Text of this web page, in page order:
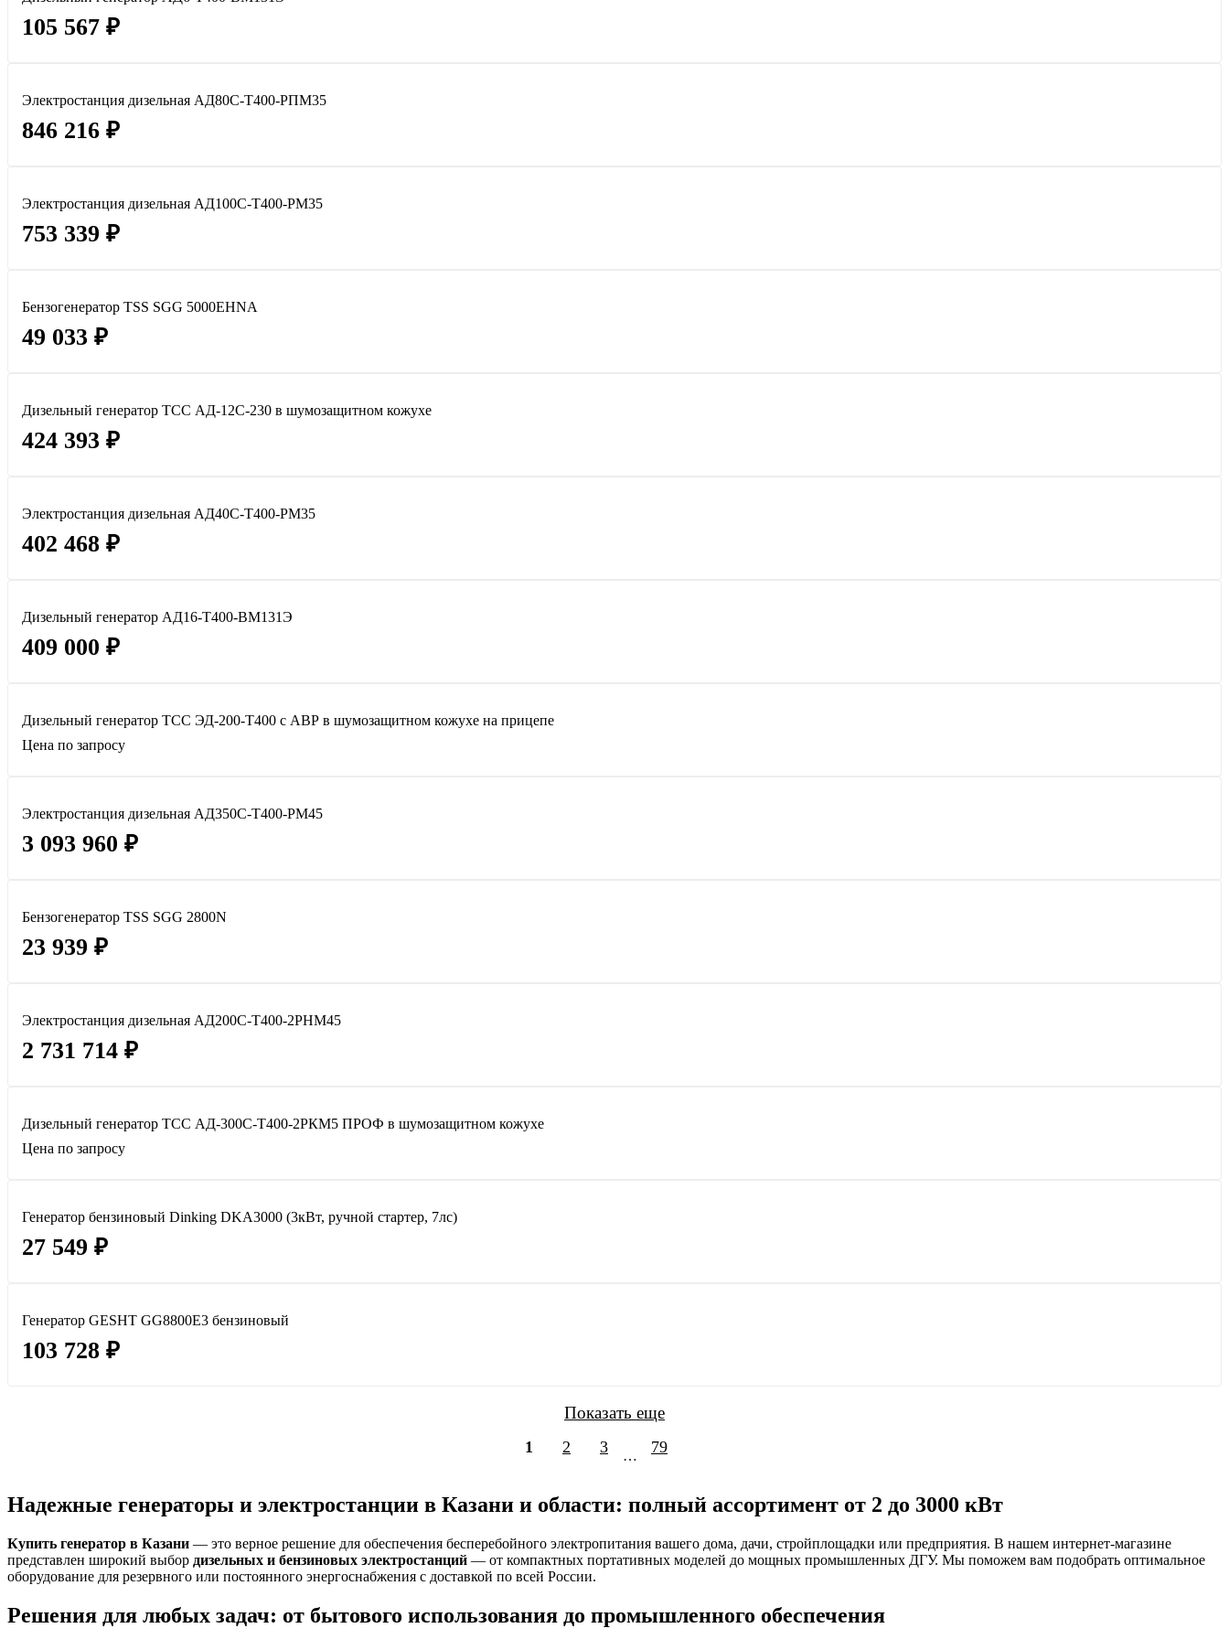
105 567 ₽
Электростанция дизельная АД80С-Т400-РПМ35
846 216 ₽
Электростанция дизельная АД100С-Т400-РМ35
753 339 ₽
Бензогенератор TSS SGG 5000EHNA
49 033 ₽
Дизельный генератор ТСС АД-12С-230 в шумозащитном кожухе
424 393 ₽
Электростанция дизельная АД40С-Т400-РМ35
402 468 ₽
Дизельный генератор АД16-Т400-ВМ131Э
409 000 ₽
Дизельный генератор ТСС ЭД-200-Т400 с АВР в шумозащитном кожухе на прицепе
Цена по запросу
Электростанция дизельная АД350С-Т400-РМ45
3 093 960 ₽
Бензогенератор TSS SGG 2800N
23 939 ₽
Электростанция дизельная АД200С-Т400-2РНМ45
2 731 714 ₽
Дизельный генератор ТСС АД-300С-Т400-2РКМ5 ПРОФ в шумозащитном кожухе
Цена по запросу
Генератор бензиновый Dinking DKA3000 (3кВт, ручной стартер, 7лс)
27 549 ₽
Генератор GESHT GG8800E3 бензиновый
103 728 ₽
Показать еще
1 2 3 … 79
Надежные генераторы и электростанции в Казани и области: полный ассортимент от 2 до 3000 кВт
Купить генератор в Казани — это верное решение для обеспечения бесперебойного электропитания вашего дома, дачи, стройплощадки или предприятия. В нашем интернет-магазине
представлен широкий выбор дизельных и бензиновых электростанций — от компактных портативных моделей до мощных промышленных ДГУ. Мы поможем вам подобрать оптимальное
оборудование для резервного или постоянного энергоснабжения с доставкой по всей России.
Решения для любых задач: от бытового использования до промышленного обеспечения